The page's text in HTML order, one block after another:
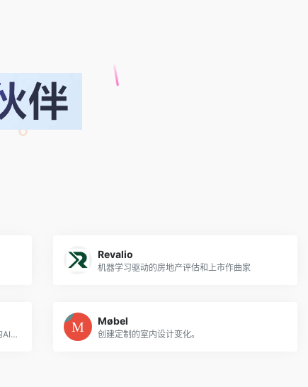
Revalio
机器学习驱动的房地产评估和上市作曲家
提升您的旅游营销游戏与我们令人难以置信的AI增强旅游图像!
Møbel
创建定制的室内设计变化。